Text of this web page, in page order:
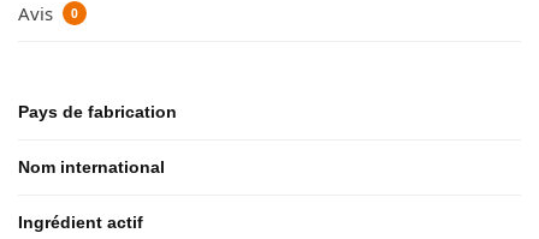
Avis 0
Pays de fabrication
Nom international
Ingrédient actif